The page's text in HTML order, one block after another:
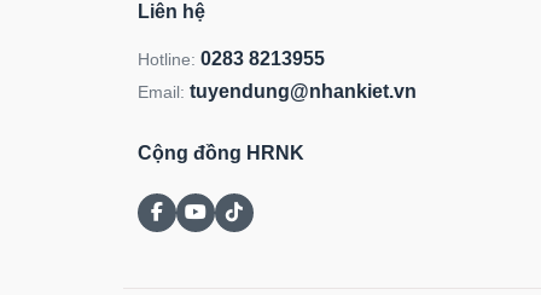
Liên hệ
Hotline: 0283 8213955
Email: tuyendung@nhankiet.vn
Cộng đồng HRNK